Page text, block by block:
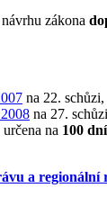
zákona
na 22.
na 27.
na 100 dní
a regionální